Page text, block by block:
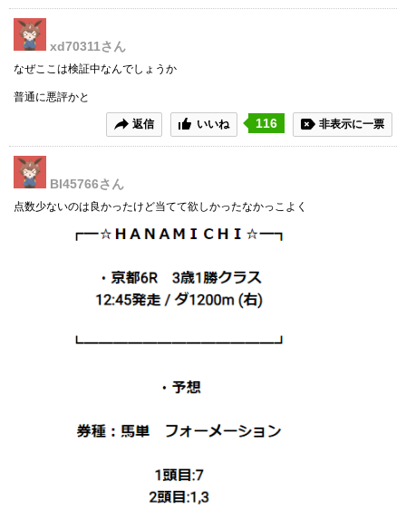
xd70311さん
なぜここは検証中なんでしょうか
普通に悪評かと
返信 いいね 116 非表示に一票
BI45766さん
点数少ないのは良かったけど当てて欲しかったなかっこよく